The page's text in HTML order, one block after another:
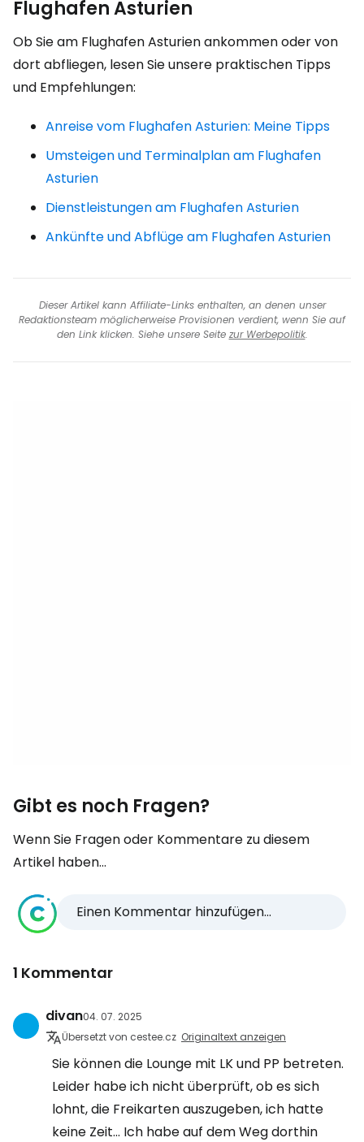
Flughafen Asturien
Ob Sie am Flughafen Asturien ankommen oder von
dort abfliegen, lesen Sie unsere praktischen Tipps
und Empfehlungen:
Anreise vom Flughafen Asturien: Meine Tipps
Umsteigen und Terminalplan am Flughafen
Asturien
Dienstleistungen am Flughafen Asturien
Ankünfte und Abflüge am Flughafen Asturien
Dieser Artikel kann Affiliate-Links enthalten, an denen unser
Redaktionsteam möglicherweise Provisionen verdient, wenn Sie auf
den Link klicken. Siehe unsere Seite zur Werbepolitik.
Gibt es noch Fragen?
Wenn Sie Fragen oder Kommentare zu diesem
Artikel haben...
Einen Kommentar hinzufügen...
1 Kommentar
divan04. 07. 2025
Übersetzt von cestee.cz Originaltext anzeigen
Sie können die Lounge mit LK und PP betreten.
Leider habe ich nicht überprüft, ob es sich
lohnt, die Freikarten auszugeben, ich hatte
keine Zeit... Ich habe auf dem Weg dorthin